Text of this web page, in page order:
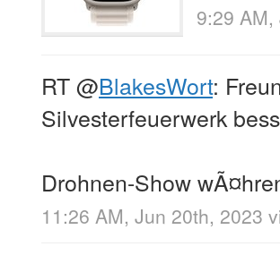
9:29
RT@BlakesWort:
Silvesterfeuerwerk
Drohnen-Show
11:26 AM, Jun 20th, 2023